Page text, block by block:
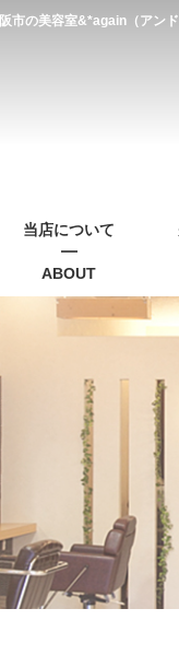
市の美容室&*again（アン
当店について
ABOUT